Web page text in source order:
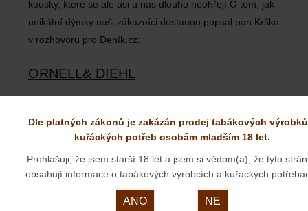
kousky, které se ale asi u nás dlouho neohřejí.O tom, jak
unikátní dýmky naši zákazníci dostanou popsal pan Krška
v rozhovoru pro Deník.cz:
ORNELL& DIEHL
Dle platných zákonů je zakázán prodej tabákových
kuřáckých potřeb osobám mladším 18 let.
Prohlašuji, že jsem starší 18 let a jsem si vědom(a), že tyto
obsahují informace o tabákových výrobcích a kuřáckých
ANO NE